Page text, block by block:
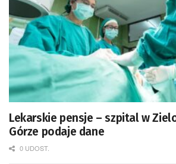
Lekarskie pensje – szpital w
Górze podaje dane
0 UDOST.